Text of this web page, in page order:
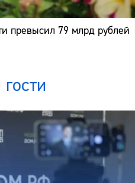
превысил 79 млрд рублей